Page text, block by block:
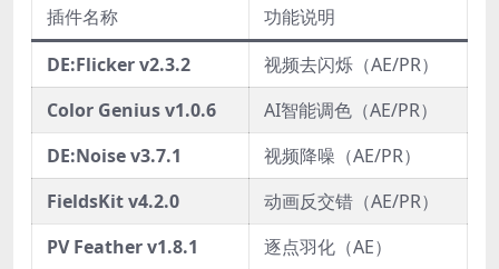
插件名称
功能说明
DE:Flicker v2.3.2
视频去闪烁（AE/PR）
Color Genius v1.0.6
AI智能调色（AE/PR）
DE:Noise v3.7.1
视频降噪（AE/PR）
FieldsKit v4.2.0
动画反交错（AE/PR）
PV Feather v1.8.1
逐点羽化（AE）